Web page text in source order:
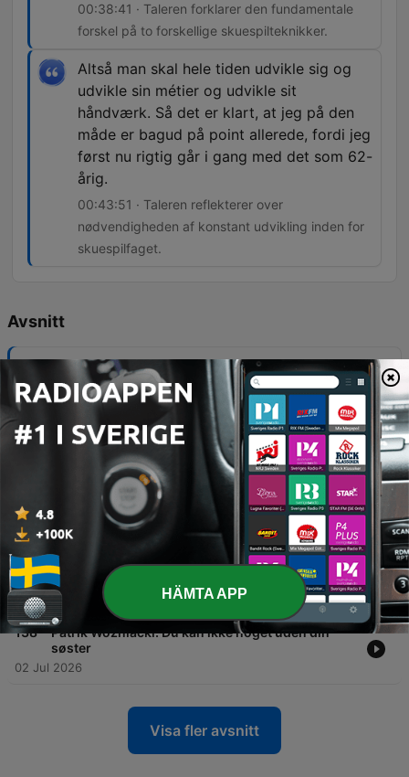
00:38:41 · Taleren forklarer den fundamentale
forskel på to forskellige skuespilteknikker.
Altså man skal hele tiden udvikle sig og
udvikle sin métier og udvikle sit
håndværk. Så det er klart, at jeg på den
måde er bagud på point allerede, fordi jeg
først nu rigtig går i gang med det som 62-
årig.
00:43:51 · Taleren reflekterer over
nødvendigheden af konstant udvikling inden for
skuespilfaget.
Avsnitt
- Fik du hørt: Stig Rossen
Stig Rossen fortæller om sin rejse fra en sangerkarriere i London, hvor han spillede hovedrollen i Les Misérables, til en spontan søgen efter balance i Nepal. Gennem et livsændrende møde med en Rinpoche lærte han at prioritere nysgerrighed og proces frem for fastlåste karrieremål. Samtalen udforsker også hans overgang fra musicals til spillefilm og de tekniske forskelle mellem 'The Method' og den britiske skuespilmetode. Rossen reflekterer over vigtigheden af konstant at udvikle sit håndværk, selv som 62-årig.
30 Jul 2026
141 - Fik du hørt: James Price
Gæsten fortæller om sin omfattende karriere som kapelmester, herunder de over 2500 shows i Cirkusrevyen, og de tekniske samt personlige udfordringer ved at lede et orkester som freelancer. Samtalen belyser livet i revyverdenen, de professionelle grænser mellem musikere og skuespillere, samt vigtigheden af variation i et program. Derudover reflekteres der over gæstens gastronomiske baggrund og familiære rødder. Rejsen fra at skrive artikler i Politiken til at udvikle succesfulde madprogrammer på DR2 beskrives med fokus på madlavningens sociale element og betydningen af det fælles måltid.
140 - Fik du hørt: Jacob Riising
16 Jul 2026
139 - Joachim Stender: Min far har gjort mig angst
09 Jul 2026
138 - Patrik Wozniacki: Du kan ikke noget uden din
søster
02 Jul 2026
Visa fler avsnitt
HÄMTA APP